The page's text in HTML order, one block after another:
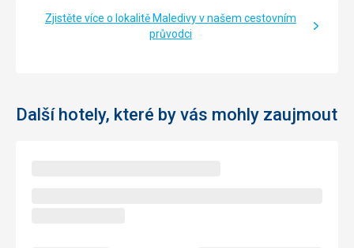
Zjistěte více o lokalitě Maledivy v našem cestovním
průvodci
Další hotely, které by vás mohly zaujmout